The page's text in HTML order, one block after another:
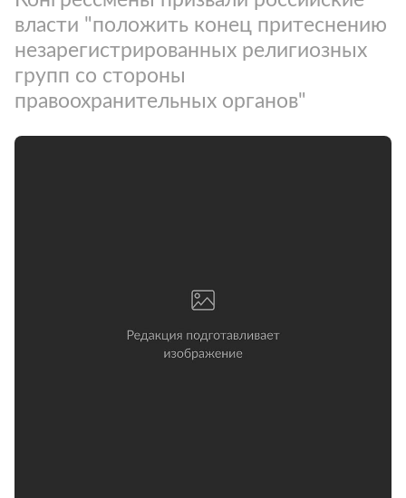
власти "положить конец притеснению
незарегистрированных религиозных
групп со стороны
правоохранительных органов"